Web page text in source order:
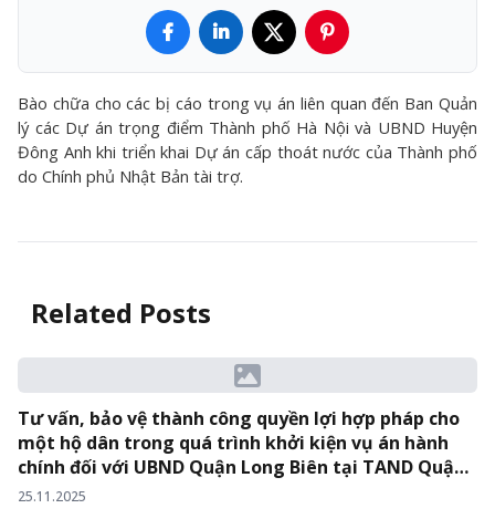
Bào chữa cho các bị cáo trong vụ án liên quan đến Ban Quản
lý các Dự án trọng điểm Thành phố Hà Nội và UBND Huyện
Đông Anh khi triển khai Dự án cấp thoát nước của Thành phố
do Chính phủ Nhật Bản tài trợ.
Related Posts
Tư vấn, bảo vệ thành công quyền lợi hợp pháp cho
một hộ dân trong quá trình khởi kiện vụ án hành
chính đối với UBND Quận Long Biên tại TAND Quận
Long Biên.
25.11.2025